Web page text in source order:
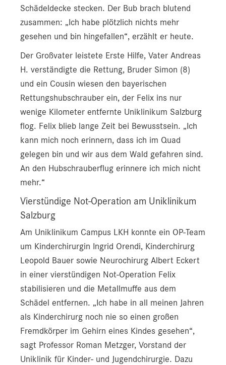
Schädeldecke stecken. Der Bub brach blutend
zusammen: „Ich habe plötzlich nichts mehr
gesehen und bin hingefallen“, erzählt er heute.
Der Großvater leistete Erste Hilfe, Vater Andreas
H. verständigte die Rettung, Bruder Simon (8)
und ein Cousin wiesen den bayerischen
Rettungshubschrauber ein, der Felix ins nur
wenige Kilometer entfernte Uniklinikum Salzburg
flog. Felix blieb lange Zeit bei Bewusstsein. „Ich
kann mich noch erinnern, dass ich im Quad
gelegen bin und wir aus dem Wald gefahren sind.
An den Hubschrauberflug erinnere ich mich nicht
mehr.“
Vierstündige Not-Operation am Uniklinikum
Salzburg
Am Uniklinikum Campus LKH konnte ein OP-Team
um Kinderchirurgin Ingrid Orendi, Kinderchirurg
Leopold Bauer sowie Neurochirurg Albert Eckert
in einer vierstündigen Not-Operation Felix
stabilisieren und die Metallmuffe aus dem
Schädel entfernen. „Ich habe in all meinen Jahren
als Kinderchirurg noch nie so einen großen
Fremdkörper im Gehirn eines Kindes gesehen“,
sagt Professor Roman Metzger, Vorstand der
Uniklinik für Kinder- und Jugendchirurgie. Dazu